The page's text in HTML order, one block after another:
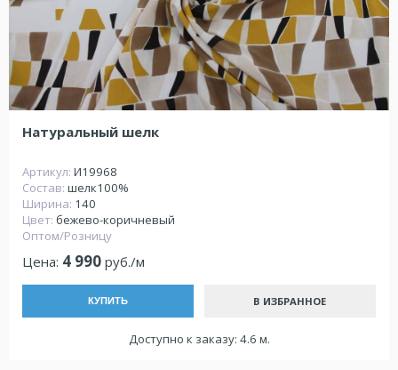
Натуральный шелк
Артикул: И19968
Состав: шелк100%
Ширина: 140
Цвет: бежево-коричневый
Оптом/Розницу
Цена: 4 990 руб./м
КУПИТЬ В ИЗБРАННОЕ
Доступно к заказу: 4.6 м.